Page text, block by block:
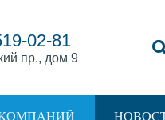
02-81
пр., дом 9